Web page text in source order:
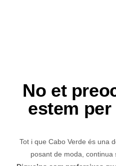
No et
estem
Tot i que Cabo Verde és una
posant de moda, continua